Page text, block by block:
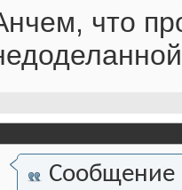
что
Сообщение